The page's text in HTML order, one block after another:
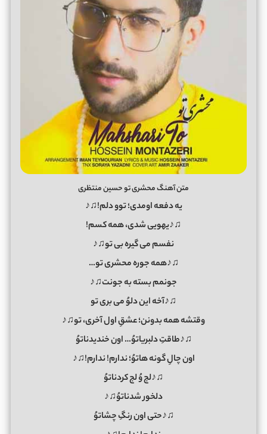
متن آهنگ محشری تو حسین منتظری
یه دفعه اومدی؛ توو دلم!♫♪
♫♪یهویی شدی، همه کسم!
نفسم می گیره بی تو♫♪
♫♪همه جوره محشری تو…
جونمم بسته به جونت♫♪
♫♪آخه این دلوُ می بری تو
وقتشه همه بدونن؛ عشقِ اول آخری، تو♫♪
♫♪طاقتِ دلبریاتوُ… اون خندیدناتوُ
اون چالِ گونه هاتوُ؛ ندارم! ندارم!♫♪
♫♪لج وُ لج کردناتوُ
دلخور شدناتوُ♫♪
♫♪حتی اون رنگِ چشاتوُ